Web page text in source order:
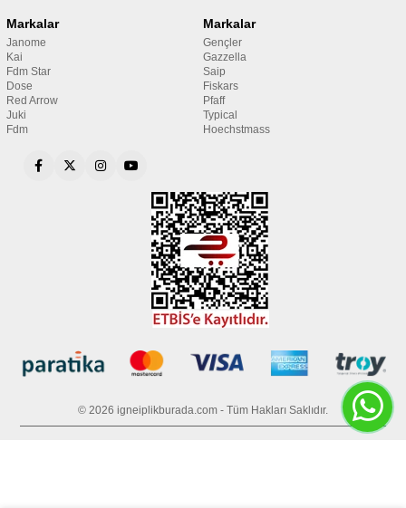
Markalar
Janome
Kai
Fdm Star
Dose
Red Arrow
Juki
Fdm
Markalar
Gençler
Gazzella
Saip
Fiskars
Pfaff
Typical
Hoechstmass
© 2026 igneiplikburada.com - Tüm Hakları Saklıdır.